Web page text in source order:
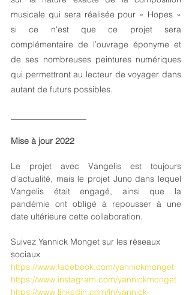
musicale qui sera réalisée pour « Hopes »
si ce n'est que ce projet sera
complémentaire de l’ouvrage éponyme et
de ses nombreuses peintures numériques
qui permettront au lecteur de voyager dans
autant de futurs possibles.
Mise à jour 2022
Le projet avec Vangelis est toujours
d’actualité, mais le projet Juno dans lequel
Vangelis était engagé, ainsi que la
pandémie ont obligé à repousser à une
date ultérieure cette collaboration.
Suivez Yannick Monget sur les réseaux
sociaux
https://www.facebook.com/yannickmonget
https://www.instagram.com/yannickmonget
https://www.linkedin.com/in/yannick-